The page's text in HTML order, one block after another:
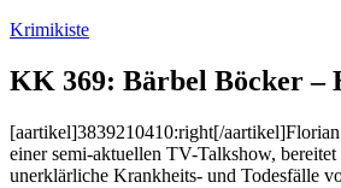
Zum
springen
Krimikiste
KK 369: Bärbel Böcker –
[aartikel]3839210410:right[/
einer semi-aktuellen TV-Talkshow, bereitet
unerklärliche Krankheits- und Todesfälle